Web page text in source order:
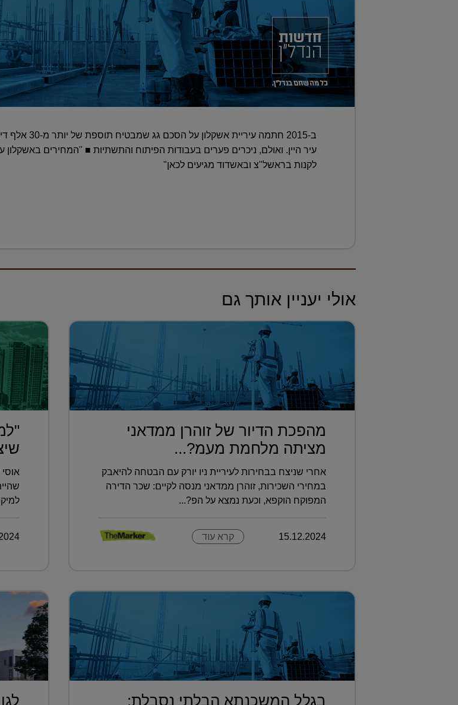
עיר היין. ואולם, ניכרים פערים בעבודות הפיתוח והתשתיות ■ "המחירים באשקלון
לקנות בראשל"צ ובאשדוד מגיעים לכאן"
אולי יעניין אותך גם
מהפכת הדיור של זוהרן ממדאני
מציתה מלחמת מעמ?...
אחרי שניצח בבחירות לעיריית ניו יורק עם הבטחה להיאבק
במחירי השכירות, זוהרן ממדאני מנסה לקיים: שכר הדירה
המפוקח הוקפא, וכעת נמצא על הפ?...
15.12.2024 קרא עוד
בגלל המשכנתא הבלתי נסבלת: